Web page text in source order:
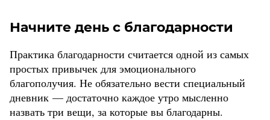
Начните день с благодарности
Практика благодарности считается одной из самых
простых привычек для эмоционального
благополучия. Не обязательно вести специальный
дневник — достаточно каждое утро мысленно
назвать три вещи, за которые вы благодарны.